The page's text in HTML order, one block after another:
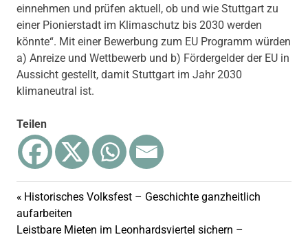
einnehmen und prüfen aktuell, ob und wie Stuttgart zu
einer Pionierstadt im Klimaschutz bis 2030 werden
könnte“. Mit einer Bewerbung zum EU Programm würden
a) Anreize und Wettbewerb und b) Fördergelder der EU in
Aussicht gestellt, damit Stuttgart im Jahr 2030
klimaneutral ist.
Teilen
Beitragsnavigation
Vorheriger
Beitrag:
Historisches Volksfest – Geschichte ganzheitlich
aufarbeiten
Nächster
Leistbare Mieten im Leonhardsviertel sichern –